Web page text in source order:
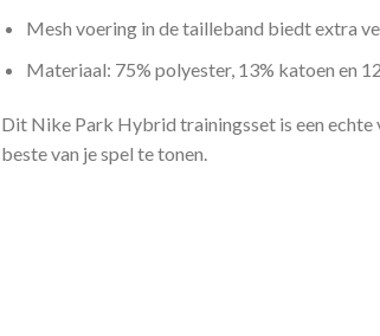
Mesh voering in de tailleband biedt extra
Materiaal: 75% polyester, 13% katoen en
Dit Nike Park Hybrid trainingsset is een
beste van je spel te tonen.